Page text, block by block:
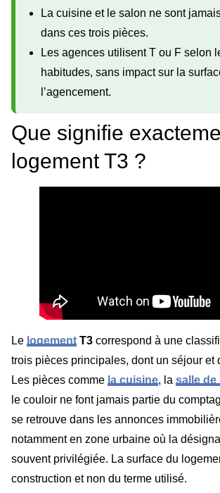
La cuisine et le salon ne sont
dans ces trois pièces.
Les agences utilisent T ou F selon
habitudes, sans impact sur la
l’agencement.
Que signifie
logement T3 ?
Le logement T3 correspond à une
trois pièces principales, dont un séjour et
Les pièces comme la cuisine, la salle de
le couloir ne font jamais partie du
se retrouve dans les annonces
notamment en zone urbaine où la
souvent privilégiée. La surface du
construction et non du terme utilisé.